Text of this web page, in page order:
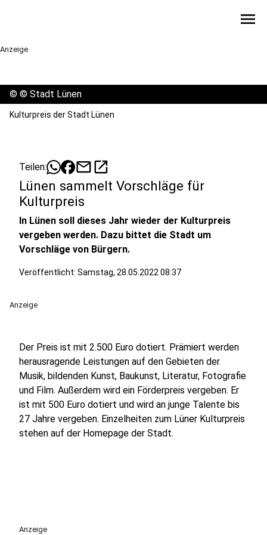
menu
Anzeige
© © Stadt Lünen
Kulturpreis der Stadt Lünen
Teilen: mailopen_in_new
Lünen sammelt Vorschläge für
Kulturpreis
In Lünen soll dieses Jahr wieder der Kulturpreis
vergeben werden. Dazu bittet die Stadt um
Vorschläge von Bürgern.
Veröffentlicht: Samstag, 28.05.2022 08:37
Anzeige
Der Preis ist mit 2.500 Euro dotiert. Prämiert werden
herausragende Leistungen auf den Gebieten der
Musik, bildenden Kunst, Baukunst, Literatur, Fotografie
und Film. Außerdem wird ein Förderpreis vergeben. Er
ist mit 500 Euro dotiert und wird an junge Talente bis
27 Jahre vergeben. Einzelheiten zum Lüner Kulturpreis
stehen auf der Homepage der Stadt.
Anzeige